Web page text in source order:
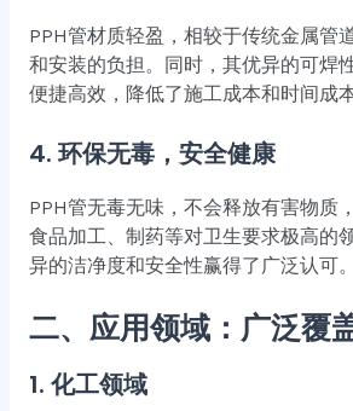
PPH管材质轻盈，相较于传统金属管
和安装的负担。同时，其优异的可焊
便捷高效，降低了施工成本和时间成本
4.环保无毒，安全健康
PPH管无毒无味，不会释放有害物质
食品加工、制药等对卫生要求极高的
异的洁净度和安全性赢得了广泛认可。
二、应用领域：广泛覆
1. 化工领域